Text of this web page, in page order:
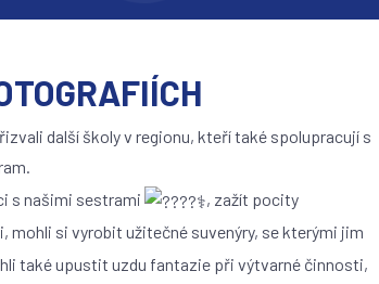
další školy v regionu, kteří také spolupracují s
s našimi sestrami
, zažít pocity
mohli si vyrobit užitečné suvenýry, se kterými jim
také upustit uzdu fantazie při výtvarné činnosti,